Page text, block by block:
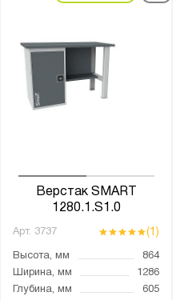
Верстак SMART
1280.1.S1.0
Арт. 3737 (1)
Высота, мм
864
Ширина, мм
1286
Глубина, мм
605